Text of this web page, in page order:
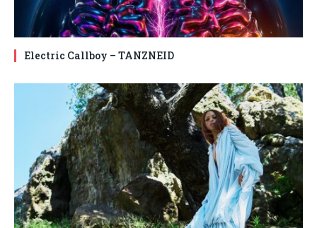
Electric Callboy – TANZNEID